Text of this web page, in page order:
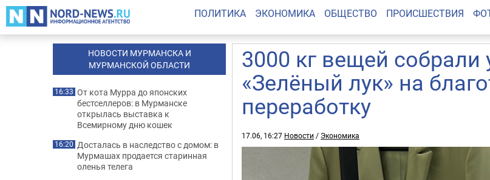
ПОЛИТИКА ЭКОНОМИКА ОБЩЕСТВО ПРОИСШЕСТВИЯ
3000 кг вещей собрали
«Зелёный лук» на
переработку
17.06, 16:27 Новости / Экономика
НОВОСТИ МУРМАНСКА И
МУРМАНСКОЙ ОБЛАСТИ
16:33 От кота Мурра до японских
бестселлеров: в Мурманске
открылась выставка к
Всемирному дню кошек
16:20 Досталась в наследство с домом: в
Мурмашах продается старинная
оленья телега